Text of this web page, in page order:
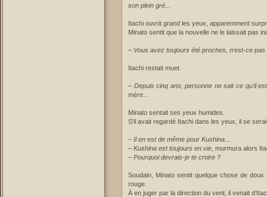
son plein gré...
Itachi ouvrit grand les yeux, apparemment
Minato sentit que la nouvelle ne le laissait pas
– Vous avez toujours été proches, n’est-ce pas
Itachi restait muet.
– Depuis cinq ans, personne ne sait ce qu’il
mère...
Minato sentait ses yeux humides.
S’il avait regardé Itachi dans les yeux, il se
– Il en est de même pour Kushina...
– Kushina est toujours en vie , murmura alors
– Pourquoi devrais-je te croire ?
Soudain, Minato sentit quelque chose de
rouge.
À en juger par la direction du vent, il venait